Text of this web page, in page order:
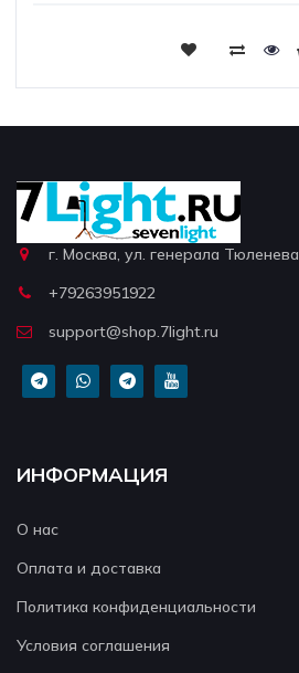
г. Москва, ул. генерала
+79263951922
support@shop.7light.ru
ИНФОРМАЦИЯ
О нас
Оплата и доставка
Политика конфиденциальности
Условия соглашения